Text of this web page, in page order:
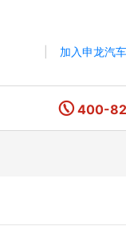
加入申龙汽车
400-